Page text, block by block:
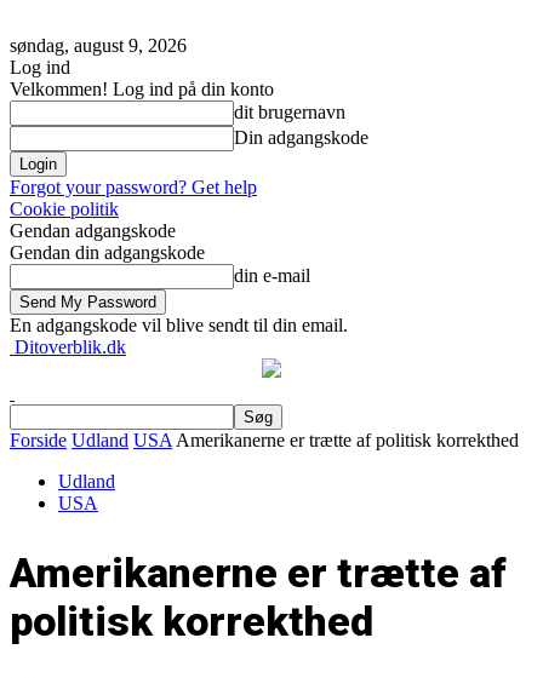
søndag, august 9, 2026
Log ind
Velkommen! Log ind på din konto
dit brugernavn
Din adgangskode
Forgot your password? Get help
Cookie politik
Gendan adgangskode
Gendan din adgangskode
din e-mail
En adgangskode vil blive sendt til din email.
Ditoverblik.dk
Forside Udland USA Amerikanerne er trætte af politisk korrekthed
Udland
USA
Amerikanerne er trætte af
politisk korrekthed